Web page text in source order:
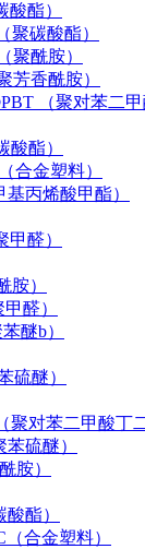
酯）
聚碳酸酯）
聚酰胺）
芳香酰胺）
（聚对苯二甲
酸酯）
合金塑料）
丙烯酸甲酯）
醛）
胺）
醛）
醚b）
硫醚）
聚对苯二甲酸丁
硫醚）
胺）
酯）
合金塑料）